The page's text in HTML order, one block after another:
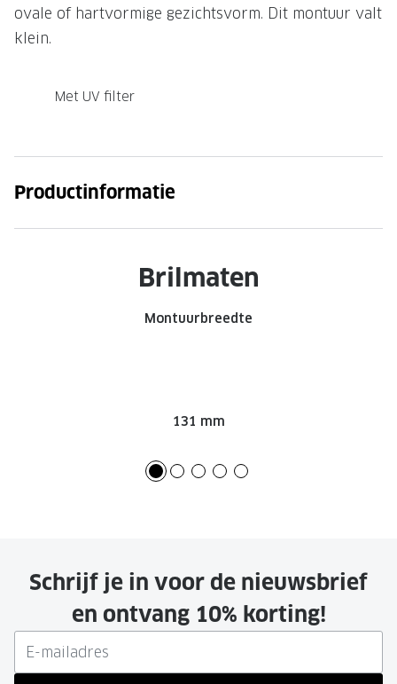
ovale of hartvormige gezichtsvorm. Dit montuur valt
klein.
Met UV filter
Productinformatie
Brilmaten
Montuurbreedte
131 mm
Schrijf je in voor de nieuwsbrief
en ontvang 10% korting!